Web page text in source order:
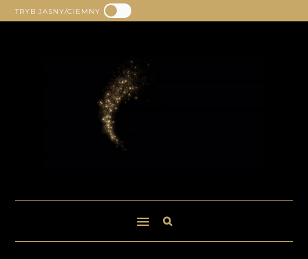
TRYB JASNY/CIEMNY